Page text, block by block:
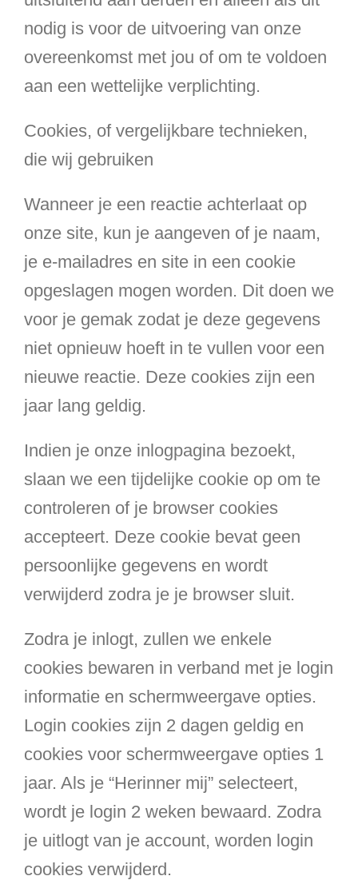
nodig is voor de uitvoering van onze
overeenkomst met jou of om te voldoen
aan een wettelijke verplichting.
Cookies, of vergelijkbare technieken,
die wij gebruiken
Wanneer je een reactie achterlaat op
onze site, kun je aangeven of je naam,
je e-mailadres en site in een cookie
opgeslagen mogen worden. Dit doen we
voor je gemak zodat je deze gegevens
niet opnieuw hoeft in te vullen voor een
nieuwe reactie. Deze cookies zijn een
jaar lang geldig.
Indien je onze inlogpagina bezoekt,
slaan we een tijdelijke cookie op om te
controleren of je browser cookies
accepteert. Deze cookie bevat geen
persoonlijke gegevens en wordt
verwijderd zodra je je browser sluit.
Zodra je inlogt, zullen we enkele
cookies bewaren in verband met je login
informatie en schermweergave opties.
Login cookies zijn 2 dagen geldig en
cookies voor schermweergave opties 1
jaar. Als je “Herinner mij” selecteert,
wordt je login 2 weken bewaard. Zodra
je uitlogt van je account, worden login
cookies verwijderd.